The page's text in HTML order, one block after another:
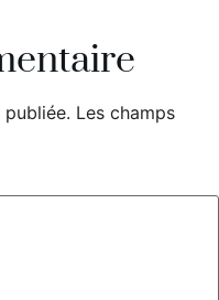
Les champs